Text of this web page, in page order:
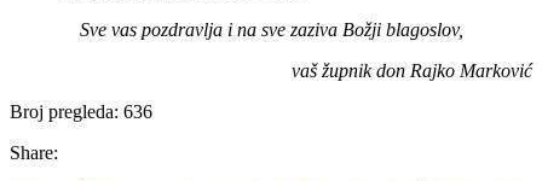
Sve vas pozdravlja i na sve zaziva Božji blagoslov,
vaš župnik don Rajko Marković
Broj pregleda: 636
Share: